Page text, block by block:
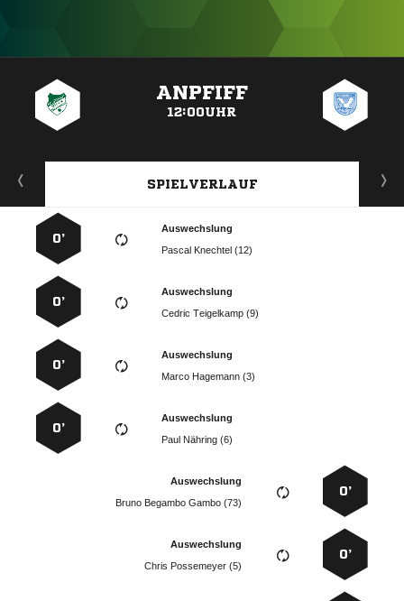
ANPFIFF
12:00UHR
SPIELVERLAUF
Auswechslung
  
0’
Auswechslung
  
0’
Auswechslung
  
0’
Auswechslung
  
0’
0’
Auswechslung
   
0’
Auswechslung
  